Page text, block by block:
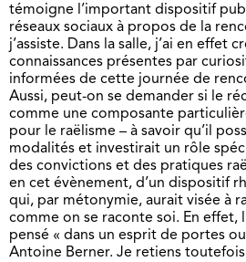
témoigne l’important dispositif
réseaux sociaux à propos de la
j’assiste. Dans la salle, j’ai en effet
connaissances présentes par
informées de cette journée de
Aussi, peut-on se demander si le
comme une composante
pour le raëlisme – à savoir qu’il
modalités et investirait un rôle
des convictions et des pratiques
en cet évènement, d’un dispositif
qui, par métonymie, aurait visée à
comme on se raconte soi. En effet,
pensé « dans un esprit de portes
Antoine Berner. Je retiens